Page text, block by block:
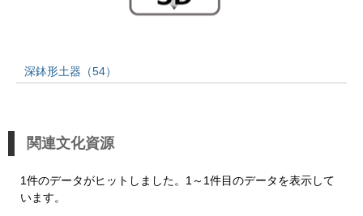
深鉢形土器（54）
関連文化資源
1件のデータがヒットしました。1～1件目のデータを表示して
います。